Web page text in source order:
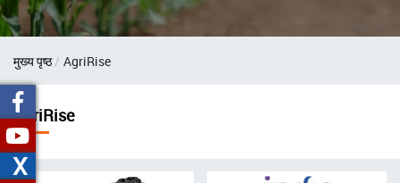
पग
चिन्ह
मुख्य पृष्ठ AgriRise
AgriRise
X